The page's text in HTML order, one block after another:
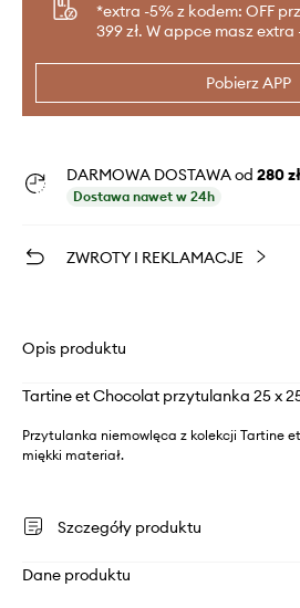
*extra -5% z kodem: OFF
399 zł. W appce masz extra
Pobierz APP
DARMOWA DOSTAWA od 280 zł
Dostawa nawet w 24h
ZWROTY I REKLAMACJE
Opis produktu
Tartine et Chocolat przytulanka 25 x
Przytulanka niemowlęca z kolekcji Tartine
miękki materiał.
Szczegóły produktu
Dane produktu